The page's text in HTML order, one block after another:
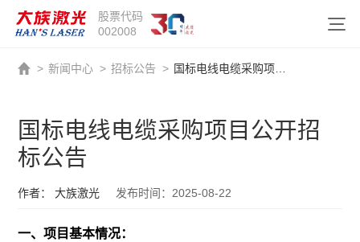
股票代码
002008
> 新闻中心 > 招标公告 >
国标电线电缆采购项目公开招
标公告
作者： 大族激光 发布时间：2025-08-22
一、项目基本情况：